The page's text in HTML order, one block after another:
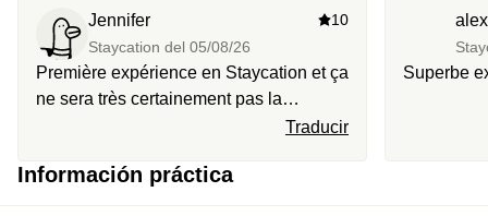
Jennifer
Staycation del 05/08/26
10
Première expérience en Staycation et ça
ne sera très certainement pas la
dernière. C’était super! Merci pour tout.
Traducir
Superbe
Información práctica